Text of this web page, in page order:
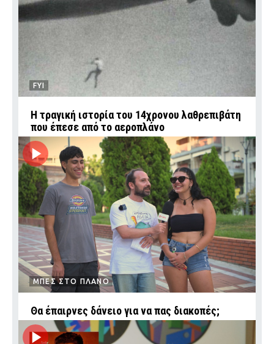
FYI
Η τραγική ιστορία του 14χρονου λαθρεπιβάτη
που έπεσε από το αεροπλάνο
ΜΠΕΣ ΣΤΟ ΠΛΑΝΟ
Θα έπαιρνες δάνειο για να πας διακοπές;